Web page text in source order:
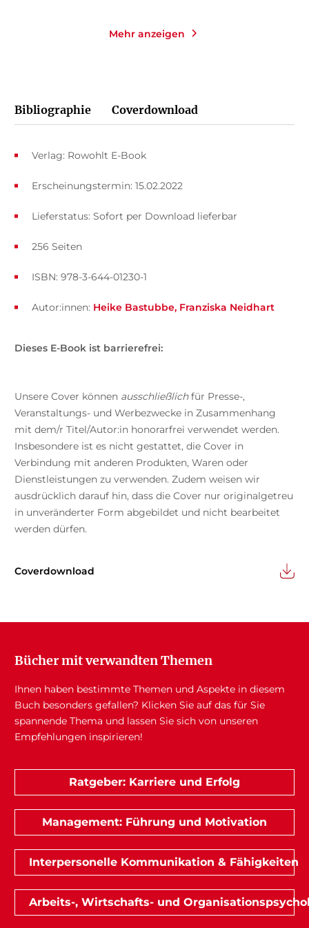
Mehr anzeigen
Bibliographie Coverdownload
Verlag: Rowohlt E-Book
Erscheinungstermin: 15.02.2022
Lieferstatus: Sofort per Download lieferbar
ISBN: 978-3-644-01230-1
256 Seiten
Autor:innen: Heike Bastubbe Franziska Neidhart
Dieses E-Book ist barrierefrei:
Unsere Cover können ausschließlichfür Presse-,
Veranstaltungs- und Werbezwecke in Zusammenhang
mit dem/r Titel/Autor:in honorarfrei verwendet werden.
Insbesondere ist es nicht gestattet, die Cover in
Verbindung mit anderen Produkten, Waren oder
Dienstleistungen zu verwenden. Zudem weisen wir
ausdrücklich darauf hin, dass die Cover nur originalgetreu
in unveränderter Form abgebildet und nicht bearbeitet
werden dürfen.
Coverdownload
Bücher mit verwandten Themen
Ihnen haben bestimmte Themen und Aspekte in diesem
Buch besonders gefallen? Klicken Sie auf das für Sie
spannende Thema und lassen Sie sich von unseren
Empfehlungen inspirieren!
Ratgeber: Karriere und Erfolg
Management: Führung und Motivation
Interpersonelle Kommunikation & Fähigkeiten
Arbeits-, Wirtschafts- und